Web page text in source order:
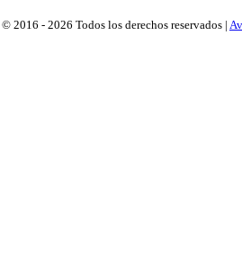
© 2016 - 2026 Todos los derechos reservados |